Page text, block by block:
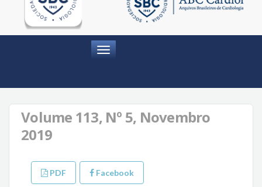
Menu
Volume 113, Nº 5, Novembro
2019
PDF Facebook